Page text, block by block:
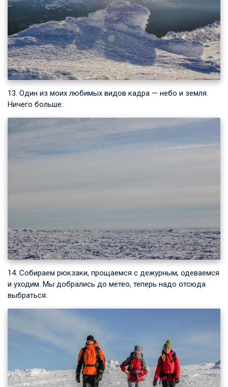
13. Один из моих любимых видов кадра — небо и земля.
Ничего больше:
14. Собираем рюкзаки, прощаемся с дежурным, одеваемся
и уходим. Мы добрались до метео, теперь надо отсюда
выбраться: